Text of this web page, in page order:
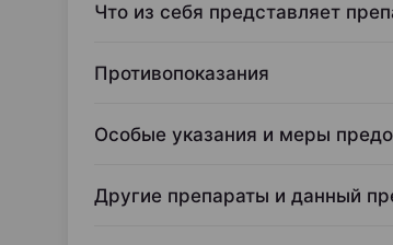
Что из себя представляет
Противопоказания
Особые указания и меры
Другие препараты и данный